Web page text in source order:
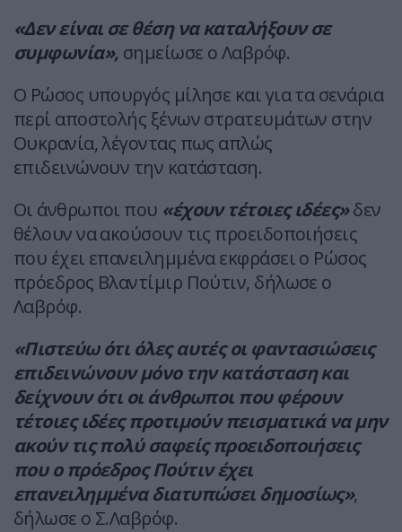
«Δεν είναι σε θέση να καταλήξουν σε
συμφωνία», σημείωσε ο Λαβρόφ.
Ο Ρώσος υπουργός μίλησε και για τα σενάρια
περί αποστολής ξένων στρατευμάτων στην
Ουκρανία, λέγοντας πως απλώς
επιδεινώνουν την κατάσταση.
Οι άνθρωποι που «έχουν τέτοιες ιδέες»δεν
θέλουν να ακούσουν τις προειδοποιήσεις
που έχει επανειλημμένα εκφράσει ο Ρώσος
πρόεδρος Βλαντίμιρ Πούτιν, δήλωσε ο
Λαβρόφ.
«Πιστεύω ότι όλες αυτές οι φαντασιώσεις
επιδεινώνουν μόνο την κατάσταση και
δείχνουν ότι οι άνθρωποι που φέρουν
τέτοιες ιδέες προτιμούν πεισματικά να μην
ακούν τις πολύ σαφείς προειδοποιήσεις
που ο πρόεδρος Πούτιν έχει
επανειλημμένα διατυπώσει δημοσίως»,
δήλωσε ο Σ.Λαβρόφ.